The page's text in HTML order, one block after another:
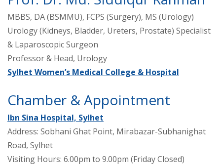
MBBS, DA (BSMMU), FCPS (Surgery), MS (Urology)
Urology (Kidneys, Bladder, Ureters, Prostate) Specialist
& Laparoscopic Surgeon
Professor & Head, Urology
Sylhet Women’s Medical College & Hospital
Chamber & Appointment
Ibn Sina Hospital, Sylhet
Address: Sobhani Ghat Point, Mirabazar-Subhanighat
Road, Sylhet
Visiting Hours: 6.00pm to 9.00pm (Friday Closed)